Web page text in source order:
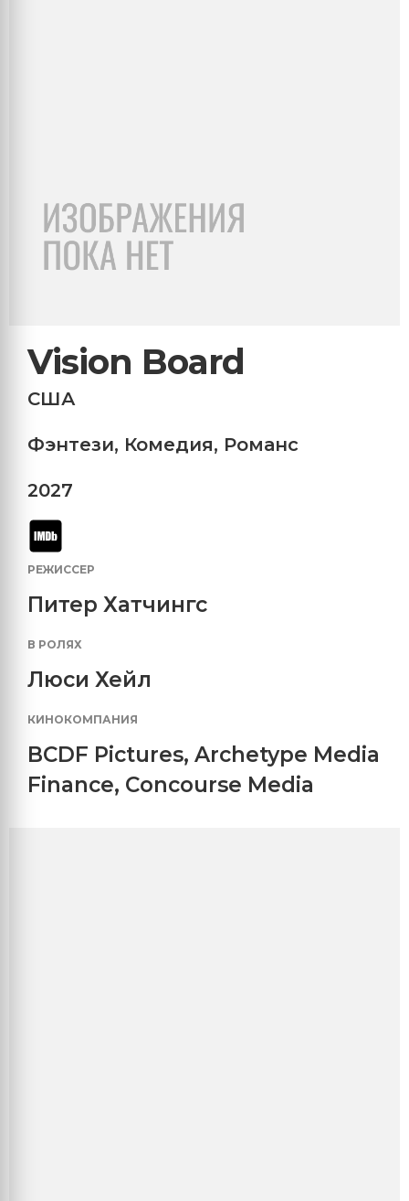
Vision Board
США
Фэнтези, Комедия, Романс
2027
РЕЖИССЕР
Питер Хатчингс
В РОЛЯХ
Люси Хейл
КИНОКОМПАНИЯ
BCDF Pictures, Archetype Media
Finance, Concourse Media